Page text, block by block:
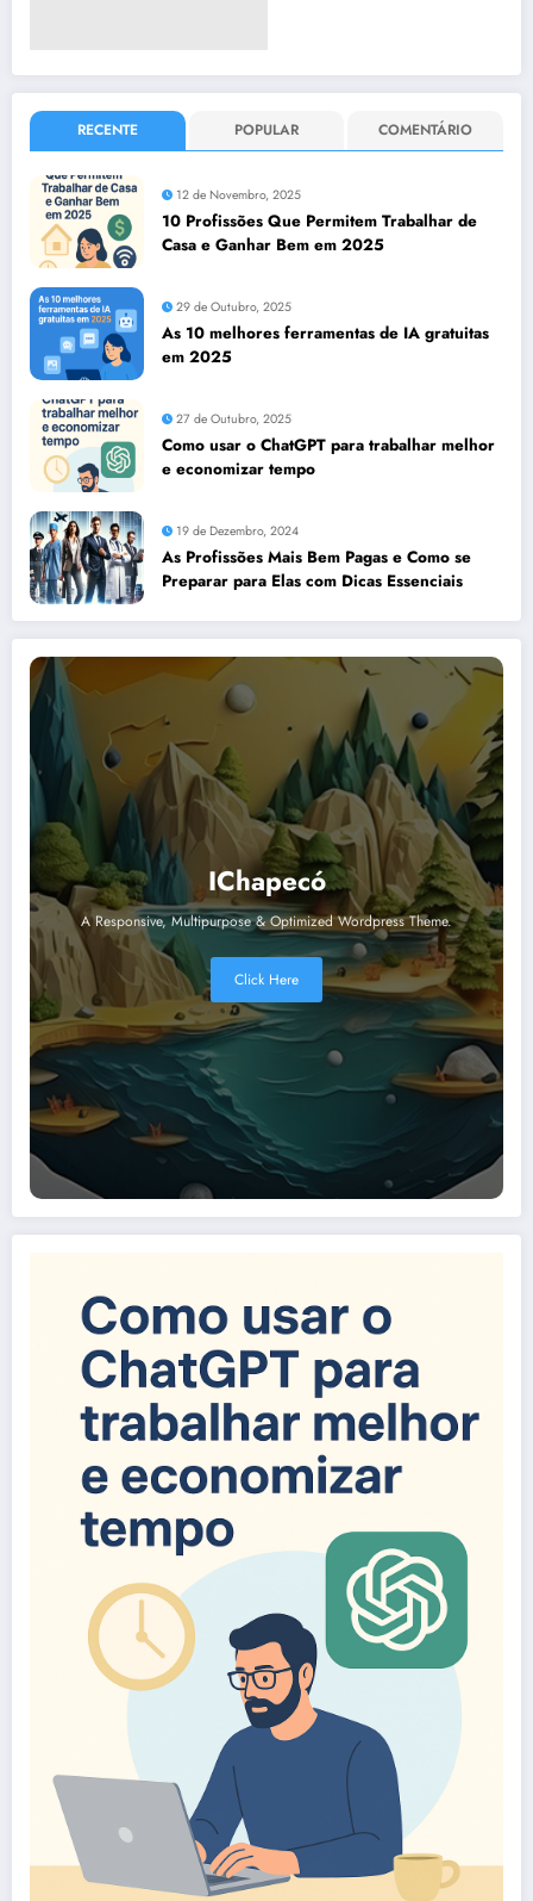
RECENTE POPULAR COMENTÁRIO
12 de Novembro, 2025
10 Profissões Que Permitem Trabalhar de
Casa e Ganhar Bem em 2025
29 de Outubro, 2025
As 10 melhores ferramentas de IA gratuitas
em 2025
27 de Outubro, 2025
Como usar o ChatGPT para trabalhar melhor
e economizar tempo
19 de Dezembro, 2024
As Profissões Mais Bem Pagas e Como se
Preparar para Elas com Dicas Essenciais
IChapecó
A Responsive, Multipurpose & Optimized Wordpress Theme.
Click Here